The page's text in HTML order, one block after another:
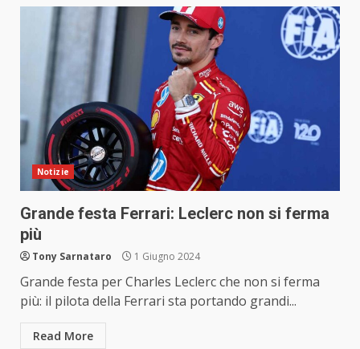
Notizie
Grande festa Ferrari: Leclerc non si ferma
più
Tony Sarnataro 1 Giugno 2024
Grande festa per Charles Leclerc che non si ferma
più: il pilota della Ferrari sta portando grandi...
Read More